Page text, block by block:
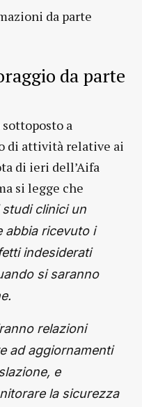
da parte
da parte
a
di attività relative ai
di ieri dell’Aifa
si legge che
studi clinici un
abbia ricevuto i
indesiderati
si saranno
relazioni
ad aggiornamenti
e
la sicurezza